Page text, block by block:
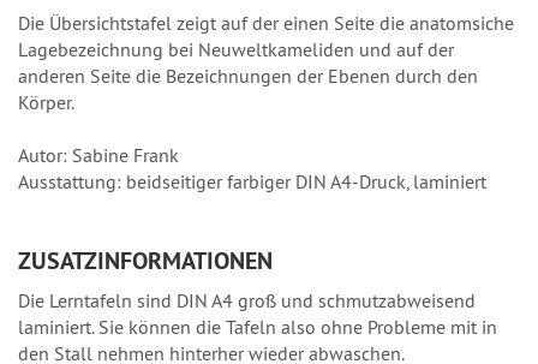
Die Übersichtstafel zeigt auf der einen Seite die anatomsiche
Lagebezeichnung bei Neuweltkameliden und auf der
anderen Seite die Bezeichnungen der Ebenen durch den
Körper.
Autor: Sabine Frank
Ausstattung: beidseitiger farbiger DIN A4-Druck, laminiert
ZUSATZINFORMATIONEN
Die Lerntafeln sind DIN A4 groß und schmutzabweisend
laminiert. Sie können die Tafeln also ohne Probleme mit in
den Stall nehmen hinterher wieder abwaschen.